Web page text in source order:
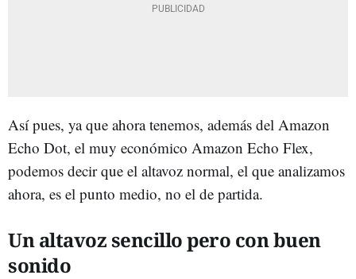
Así pues, ya que ahora tenemos, además del Amazon
Echo Dot, el muy económico Amazon Echo Flex,
podemos decir que el altavoz normal, el que analizamos
ahora, es el punto medio, no el de partida.
Un altavoz sencillo pero con buen
sonido